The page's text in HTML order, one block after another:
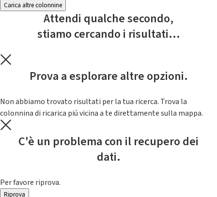
Carica altre colonnine
Attendi qualche secondo,
stiamo cercando i risultati...
Prova a esplorare altre opzioni.
Non abbiamo trovato risultati per la tua ricerca. Trova la
colonnina di ricarica piú vicina a te direttamente sulla mappa.
C'è un problema con il recupero dei
dati.
Per favore riprova.
Riprova